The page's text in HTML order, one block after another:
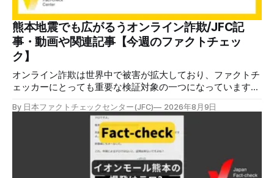
熊本地震でも広がるうオンライン詐欺/JFC記
事・動画や関連記事【今週のファクトチェッ
ク】
オンライン詐欺は世界中で被害が拡大しており、ファクトチ
ェッカーにとっても重要な検証対象の一つになっています。
トへのリンクを貼るなどの手口が複数確認されています。
✉️日本ファクトチェックセンター（JFC）がこの1週間に出
した記事を中心に、その他のメディアも含めて、ファクトチ
ェックや偽情報関連の情報をまとめました。同じ内容をニュ
ースレターでも配信しています。登録はこちら。 今週のお
By 日本ファクトチェックセンター(JFC) 2026年8月9日